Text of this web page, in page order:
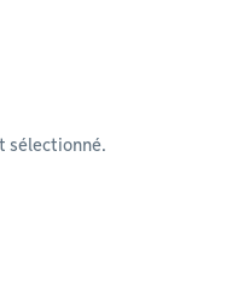
sélectionné.